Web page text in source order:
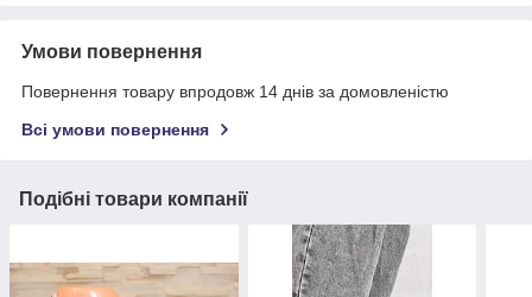
Умови повернення
Повернення товару впродовж 14 днів за домовленістю
Всі умови повернення
Подібні товари компанії